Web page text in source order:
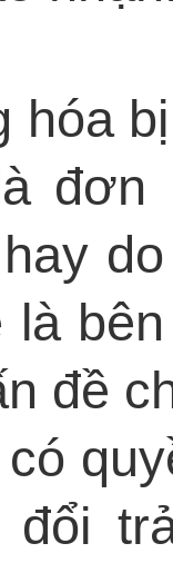
hóa
đơn
là
đề